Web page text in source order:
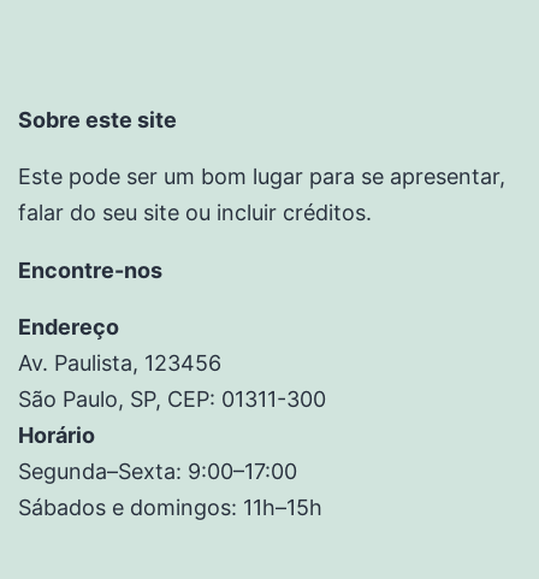
Sobre este site
Este pode ser um bom lugar para se apresentar,
falar do seu site ou incluir créditos.
Encontre-nos
Endereço
Av. Paulista, 123456
São Paulo, SP, CEP: 01311-300
Horário
Segunda–Sexta: 9:00–17:00
Sábados e domingos: 11h–15h